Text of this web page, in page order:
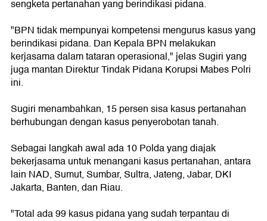
sengketa pertanahan yang berindikasi pidana.
"BPN tidak mempunyai kompetensi mengurus kasus yang
berindikasi pidana. Dan Kepala BPN melakukan
kerjasama dalam tataran operasional," jelas Sugiri yang
juga mantan Direktur Tindak Pidana Korupsi Mabes Polri
ini.
Sugiri menambahkan, 15 persen sisa kasus pertanahan
berhubungan dengan kasus penyerobotan tanah.
Sebagai langkah awal ada 10 Polda yang diajak
bekerjasama untuk menangani kasus pertanahan, antara
lain NAD, Sumut, Sumbar, Sultra, Jateng, Jabar, DKI
Jakarta, Banten, dan Riau.
"Total ada 99 kasus pidana yang sudah terpantau di